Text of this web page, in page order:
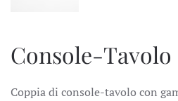
Console-Tavolo
Coppia di console-tavolo con